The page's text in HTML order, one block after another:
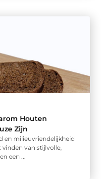
Houten
Zijn
en milieuvriendelijkheid
van stijlvolle,
een ...